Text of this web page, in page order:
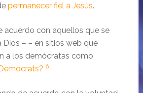
permanecer fiel a Jesús.
acuerdo con aquellos que se
Dios – – en sitios web que
a los demócratas como
6